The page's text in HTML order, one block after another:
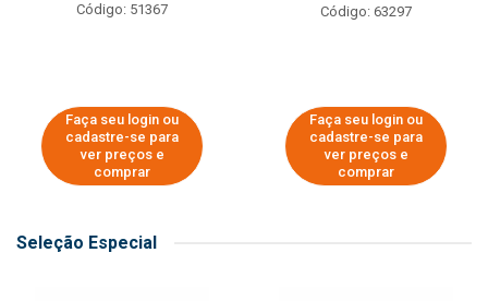
Código: 51367
Faça seu login ou
cadastre-se para
ver preços e
comprar
Código: 63297
Faça seu login ou
cadastre-se para
ver preços e
comprar
Seleção Especial